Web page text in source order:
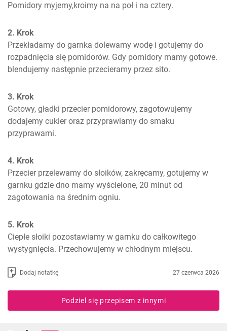
Pomidory myjemy,kroimy na na poł i na cztery.
2. Krok
Przekładamy do garnka dolewamy wodę i gotujemy do
rozpadnięcia się pomidorów. Gdy pomidory mamy gotowe.
blendujemy następnie przecieramy przez sito.
3. Krok
Gotowy, gładki przecier pomidorowy, zagotowujemy
dodajemy cukier oraz przyprawiamy do smaku
przyprawami.
4. Krok
Przecier przelewamy do słoików, zakręcamy, gotujemy w
garnku gdzie dno mamy wyścielone, 20 minut od
zagotowania na średnim ogniu.
5. Krok
Ciepłe słoiki pozostawiamy w garnku do całkowitego
wystygnięcia. Przechowujemy w chłodnym miejscu.
Dodaj notatkę 27 czerwca 2026
Podziel się przepisem z innymi